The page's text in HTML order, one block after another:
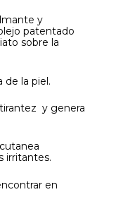
y
patentado
sobre la
de la piel.
y genera
irritantes.
en